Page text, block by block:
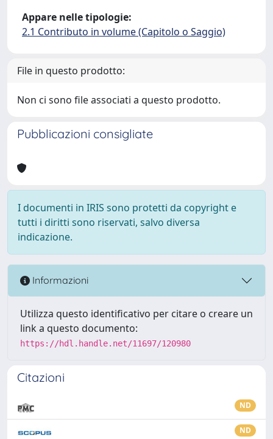
Appare nelle tipologie:
2.1 Contributo in volume (Capitolo o Saggio)
File in questo prodotto:
Non ci sono file associati a questo prodotto.
Pubblicazioni consigliate
I documenti in IRIS sono protetti da copyright e
tutti i diritti sono riservati, salvo diversa
indicazione.
Informazioni
Utilizza questo identificativo per citare o creare un
link a questo documento:
https://hdl.handle.net/11697/120980
Citazioni
ND
ND